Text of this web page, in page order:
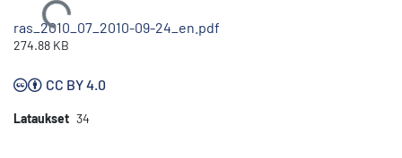
Ladataan...
ras_2010_07_2010-09-24_en.pdf
274.88 KB
CC BY 4.0
Lataukset 34